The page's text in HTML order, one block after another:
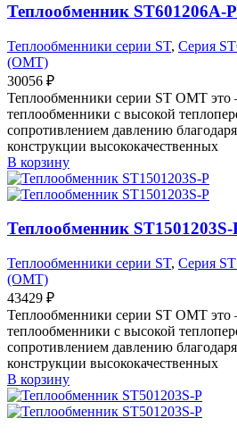
Теплообменник ST601206A-P
Теплообменники серии ST, Серия
(OMT)
30056 ₽
Теплообменники серии ST OMT
теплообменники с высокой
сопротивлением давлению
конструкции высококачественных
В корзину
Теплообменник ST1501203S-
Теплообменники серии ST, Серия
(OMT)
43429 ₽
Теплообменники серии ST OMT
теплообменники с высокой
сопротивлением давлению
конструкции высококачественных
В корзину